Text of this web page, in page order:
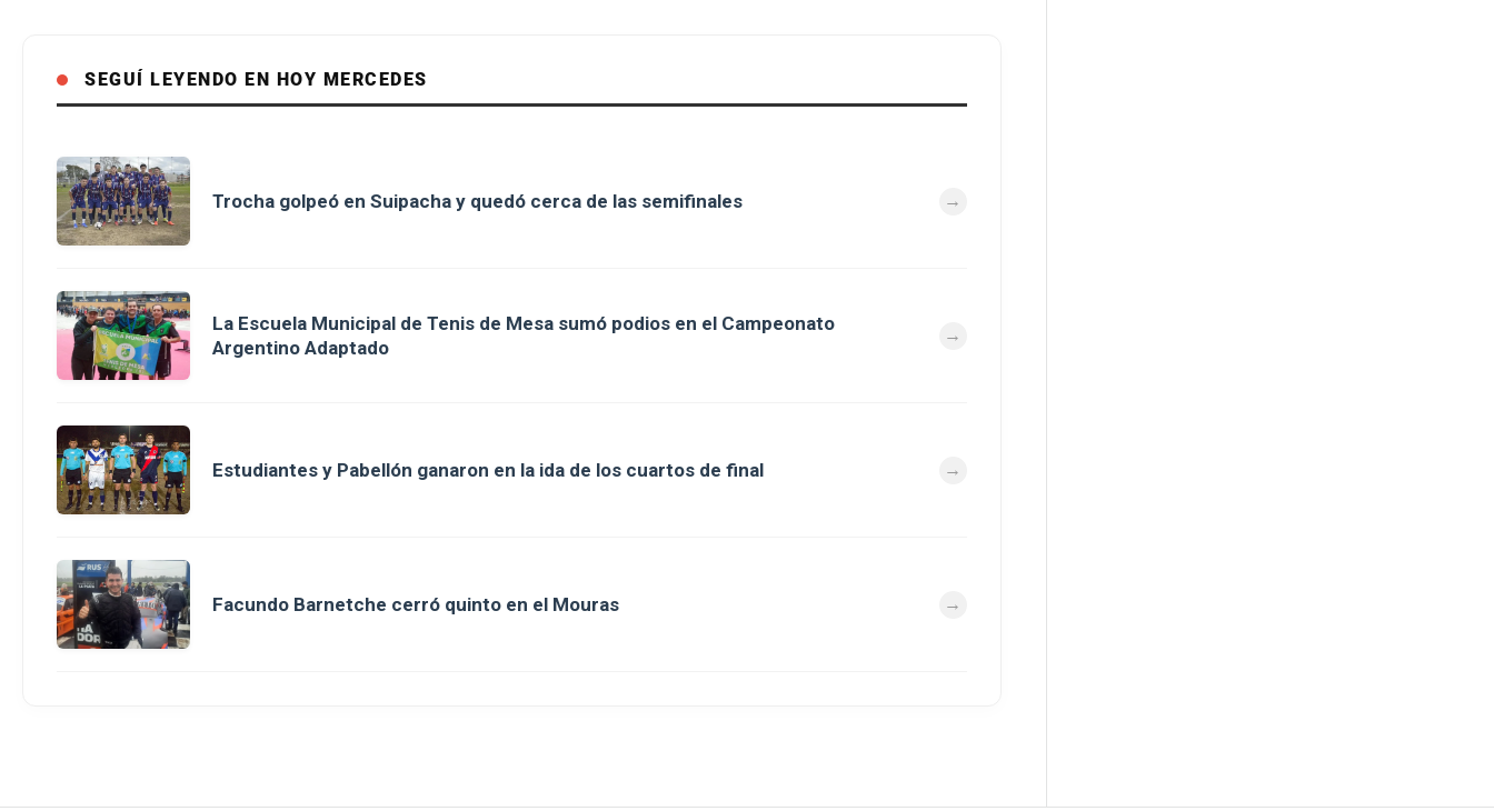
SEGUÍ LEYENDO EN HOY MERCEDES
Trocha golpeó en Suipacha y quedó cerca de las semifinales
La Escuela Municipal de Tenis de Mesa sumó podios en el Campeonato
Argentino Adaptado
Estudiantes y Pabellón ganaron en la ida de los cuartos de final
Facundo Barnetche cerró quinto en el Mouras